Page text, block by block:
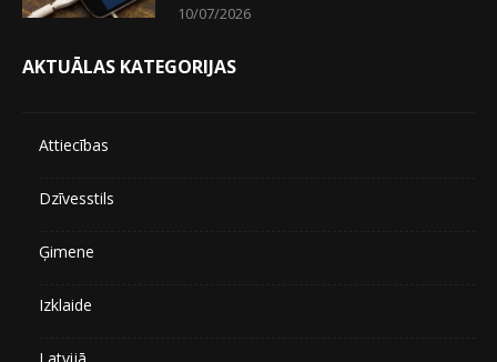
10/07/2026
AKTUĀLAS KATEGORIJAS
Attiecības
Dzīvesstils
Ģimene
Izklaide